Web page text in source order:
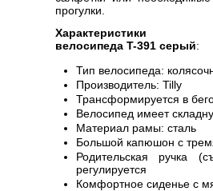
прогулки.
Характеристики
велосипеда T-391 серый:
Тип велосипеда:
Производитель: Tilly
Трансформируется в
Велосипед имеет
Материал рамы: сталь
Большой капюшон с
Родительская ручка
регулируется
Комфортное сиденье с